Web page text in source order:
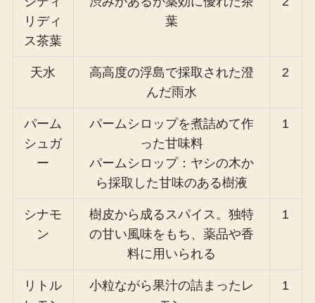
リディ
ス茶葉
葉
天水
高高度の浮島で採取された澄
んだ雨水
2
パーム
シュガ
ー
パームシロップを煮詰めて作
った甘味料
パームシロップ：ヤシの木か
ら採取した甘味のある樹液
1
シナモ
ン
樹皮から成るスパイス。独特
の甘い風味をもち、薬品や香
料に用いられる
1
リトル
小粒ながら果汁の詰まったレ
1